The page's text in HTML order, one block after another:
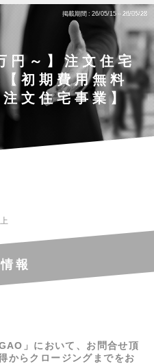
掲載期間 26/05/15～26/05/28
円～】注文住宅
初期費用無料
文住宅事業】
報
」において、お問合せ頂
からクロージングまでをお